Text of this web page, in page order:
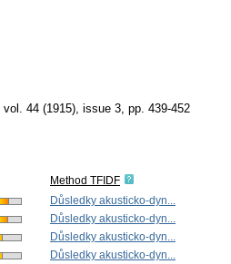
vol. 44 (1915), issue 3, pp. 439-452
Method TFIDF
Důsledky akusticko-dyn...
Důsledky akusticko-dyn...
Důsledky akusticko-dyn...
Důsledky akusticko-dyn...